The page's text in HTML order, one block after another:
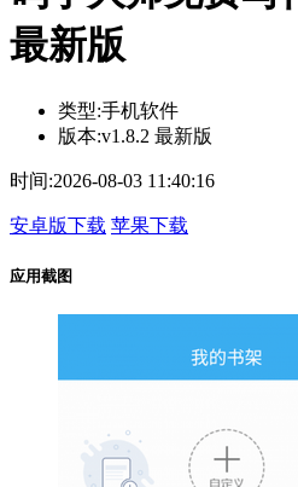
最新版
类型:手机软件
版本:v1.8.2 最新版
时间:2026-08-03 11:40:16
安卓版下载 苹果下载
应用截图